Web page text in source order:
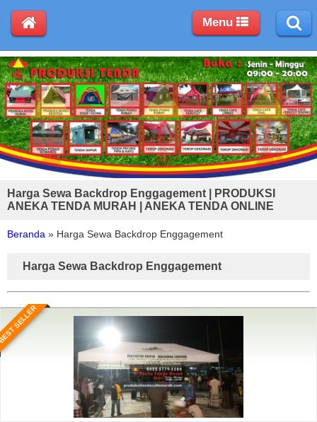
Harga Sewa Backdrop Enggagement | PRODUKSI
ANEKA TENDA MURAH | ANEKA TENDA ONLINE
Beranda » Harga Sewa Backdrop Enggagement
Harga Sewa Backdrop Enggagement
SELLER
Menu